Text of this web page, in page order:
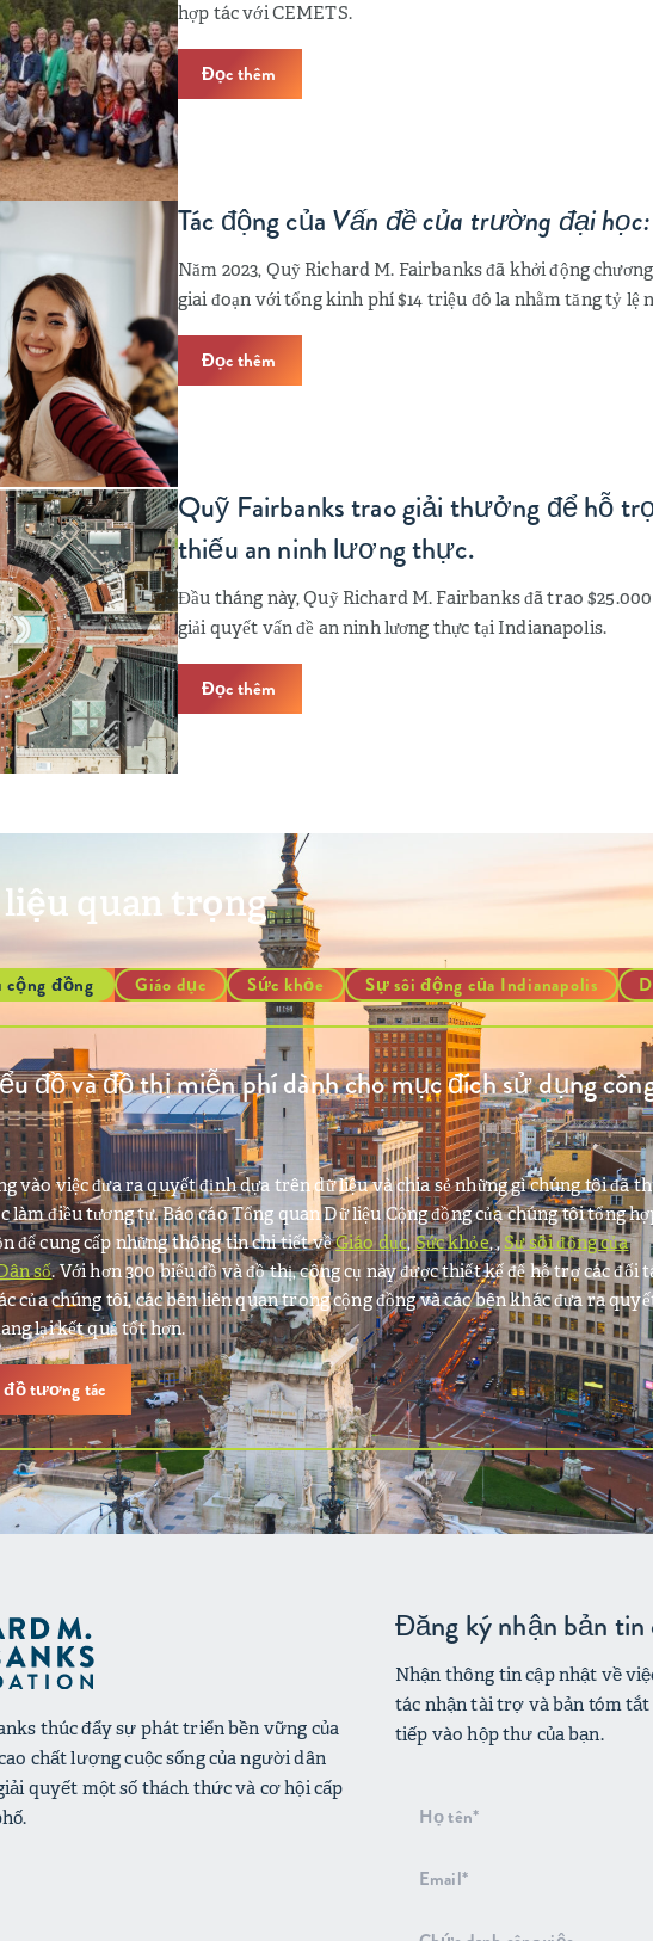
hợp tác với CEMETS.
Đọc thêm
Tác động của Vấn đề của trường đại
Năm 2023, Quỹ Richard M. Fairbanks đã khởi động
giai đoạn với tổng kinh phí $14 triệu đô la nhằm tăng tỷ lệ
Đọc thêm
Quỹ Fairbanks trao giải thưởng để hỗ
thiếu an ninh lương thực.
Đầu tháng này, Quỹ Richard M. Fairbanks đã trao
giải quyết vấn đề an ninh lương thực tại Indianapolis.
Đọc thêm
liệu quan trọng
đồng Giáo dục Sức khỏe Sự sôi động của Indianapolis
đồ và đồ thị miễn phí dành cho mục đích sử dụng
vào việc đưa ra quyết định dựa trên dữ liệu và chia sẻ những gì chúng tôi đã
làm điều tương tự. Báo cáo Tổng quan Dữ liệu Cộng đồng của chúng tôi tổng
để cung cấp những thông tin chi tiết vềGiáo dục,Sức khỏe, , Sự sôi động của
số. Với hơn 300 biểu đồ và đồ thị, công cụ này được thiết kế để hỗ trợ các đối
của chúng tôi, các bên liên quan trong cộng đồng và các bên khác đưa ra
lại kết quả tốt hơn.
đồ tương tác
thúc đẩy sự phát triển bền vững của
chất lượng cuộc sống của người dân
quyết một số thách thức và cơ hội cấp
Đăng ký nhận bản tin
Nhận thông tin cập nhật về
tác nhận tài trợ và bản tóm
tiếp vào hộp thư của bạn.
Đăng
nhận